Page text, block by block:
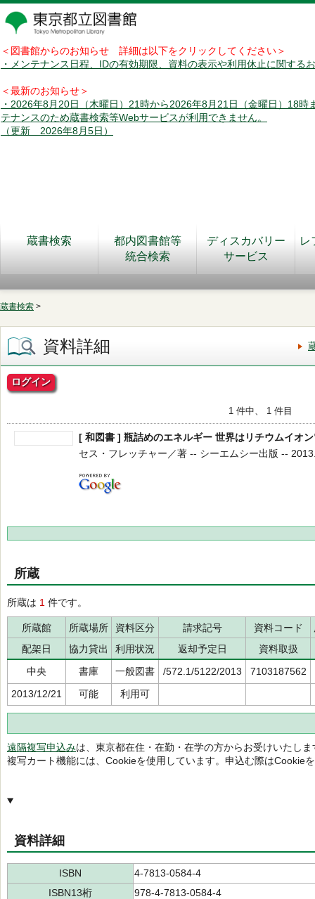
＜図書館からのお知らせ 詳細は以下をクリックしてください＞
・メンテナンス日程、IDの有効期限、資料の表示や利用休止に関する
＜最新のお知らせ＞
・2026年8月20日（木曜日）21時から2026年8月21日（金曜日）18時
テナンスのため蔵書検索等Webサービスが利用できません。
（更新 2026年8月5日）
蔵書検索
都内図書館等
統合検索
ディスカバリー
サービス
レ
蔵書検索 >
資料詳細
ログイン
1 件中、 1 件目
[ 和図書 ] 瓶詰めのエネルギー 世界はリチウムイオ
セス・フレッチャー／著 -- シーエムシー出版 --
所蔵
所蔵は 1 件です。
所蔵館 所蔵場所 資料区分 請求記号 資料コード
配架日
協力貸出 利用状況 返却予定日
資料取扱
中央
書庫 一般図書 /572.1/5122/2013
7103187562
2013/12/21
可能 利用可
遠隔複写申込みは、東京都在住・在勤・在学の方からお受けいたしま
複写カート機能には、Cookieを使用しています。申込む際はCookie
資料詳細
ISBN
4-7813-0584-4
ISBN13桁
978-4-7813-0584-4